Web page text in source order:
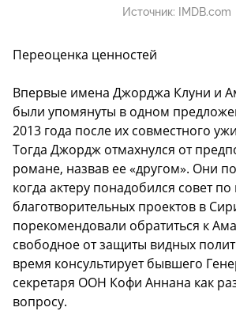
Источник:
IMDB.com
Переоценка ценностей
Впервые имена Джорджа Клуни и
были упомянуты в одном
2013 года после их совместного
Тогда Джордж отмахнулся от
романе, назвав ее «другом». Они
когда актеру понадобился совет
благотворительных проектов в
порекомендовали обратиться к
свободное от защиты видных
время консультирует бывшего
секретаря ООН Кофи Аннана как
вопросу.